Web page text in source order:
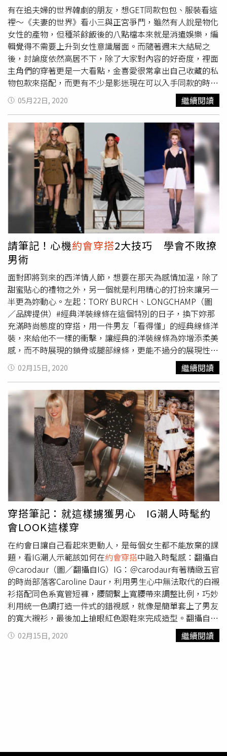
品。（圖／PLAYBOY TAIWAN）「Bunny Poker撲克甜心」
推出多樣設計包款，是最百搭的系列之一。（圖／
PLAYBOY TAIWAN）
有在追夫婦的世界韓劇的朋友，想GET同款包包、服裝看這
裡～《夫妻的世界》看小三與正宮爭鬥，雖然有人說是物化
女性的產物，但種茶餘飯後的八點檔本來就是消遣娛樂，編
輯覺得不需要上升到女性意識層面。而隨著週末大結局之
後，討論度依然高居不下，除了大家對內容的好奇度，裡面
主角們的穿著更是一大看點，金喜愛很常拿出自己收藏的私
物包款來搭配，而更有不少是影迷現在可以入手同款的時尚
單品，喜歡的朋友這篇快追起來！韓素希穿著AllSaints
Skylar天藍色印花蕾絲拼接洋裝／NT14,600（圖／GRAZIA
KOREA、ALLSAINTS提供）在韓劇《夫妻的世界》中互相較
勁的金喜愛和韓素希，分別在劇中與雜誌拍攝都展現
AllSaints穿搭，詮釋出不同風格的女人味。尤其韓素希近日
為韓國Grazia雜誌拍攝一系列穿搭照，其中一套穿著
AllSaints本季新款Skylar天藍色印花蕾絲拼接洋裝，手繪印
花搭配精緻蕾絲及不對稱下擺設計，展現韓素希清新風格之
餘，更多了幾分嫵媚性感。韓星金喜愛於韓劇「夫妻的世
界」中使用BOXYZ白色牛皮提包／NT$89,900（圖／
JTBC、Salvatore Ferragamo提供）Salvatore Ferragamo
的Boxyz包款自2019年推出後便廣受歡迎，宛如珍寶盒般的
精緻方正外型不僅獲得演藝圈眾多女星青睞，更時常在人氣
韓劇中亮相，替劇中人物增添時尚質感。在近期人氣韓劇
「The King：永遠的君主」、「夫妻的世界」與去年「她的
私生活」中，皆能看見女主角利用Boxyz包款與日常造型輕
鬆搭配，展現個人獨特品味。Boxyz包款共推出三種尺寸，
並且配有提把以及可調節長度的肩帶。品牌每季皆有不同的
設計發想，除了素色外，亦搭配不同的材質與顏色以滿足女
性多變的需求。包款採用梯形框架結構，輕巧堅固。最特別
之處在於包身上的鎖釦並非單純為裝飾用途，可利用附帶的
鑰匙上鎖，提升包款的保護性與私密性，也與珍寶盒的設計
靈感相互呼應。《夫婦的世界》劇中高藝琳手提CHARLES
& KEITH鱷魚紋手提包／NT2290（圖／JTBC、CHARLES &
KEITH提供）其中飾演女配角貴婦高藝琳的朴宣暎，在和劇
中丈夫孫在赫離婚之後又重新開始甜蜜約會，一身優雅簡潔
的氣質穿搭，全身亮點就是CHARLES & KEITH白色鱷魚紋
壓扣手提包！CHARLES & KEITH此款鱷魚紋壓扣手提包復
古簡潔的梯型外觀，搭配古銅金壓扣及半圓提把，非常適合
喜愛簡約風格的女孩們，無論辦公室造型、約會穿搭、派對
造型，一個包款即可駕馭各種場合，輕鬆提升整體造型的時
髦感，還有其他顏色及圖騰可選擇。
05月22日, 2020 繼續閱讀
請筆記！心機約會穿搭2大技巧 學會不敗撩
男術
面對即將到來的西洋情人節，想要在那天為感情加溫，除了
甜蜜貼心的禮物之外，另一個就是利用精心的打扮來讓另一
半更為妳動心。左起：TORY BURCH、LONGCHAMP（圖
／品牌提供）#經典洋裝線條在這個特別的日子，換下妳那
充滿時尚態度的穿搭，用一件男友「看得懂」的經典線條洋
裝，來給他不一樣的衝擊，讓經典的洋裝線條為妳增添柔美
感，而不時展現的鎖骨或腿部線條，更能不過分的展現性
感。左起：DIOR、FENDI（圖／品牌提供）＃性感透膚撩
男搭配今年春夏大勢的「透膚」細節，選擇能淡淡透出肌膚
的包裹著肌膚，絕對會撩的男友心癢癢，搭配柔軟的材質，
更讓妳舉手投足之間更散發出讓人無法抗拒的柔美。
02月15日, 2020 繼續閱讀
穿搭筆記：就這樣擄獲男心 IG潮人時髦約
會LOOK這樣穿
在約會日讓自己看起來更動人，是每個女生都不能放棄的課
題，看IG潮人示範該如何在約會穿搭中融入時髦感：翻攝自
＠carodaur（圖／翻攝自IG）IG：＠carodaur有著精緻五官
的時尚部落客Caroline Daur，利用男生心中無法取代的白襯
衫搭配同色系寬管短褲，腰間繫上寬腰帶來調整比例，巧妙
利用統一色調打造一件式的錯視感，就像是簡單套上了男友
的寬大襯衫，最後加上搶眼紅色跟鞋來完成造型。翻攝自
@xeniaadonts（圖／翻攝自IG）IG：@xeniaadonts定居法
國的德國部落客Xenia Adonts，不僅擁有個人時裝品牌，更
身。翻攝自 @alyssainthecity（圖／翻攝自IG）IG：
02月15日, 2020 繼續閱讀